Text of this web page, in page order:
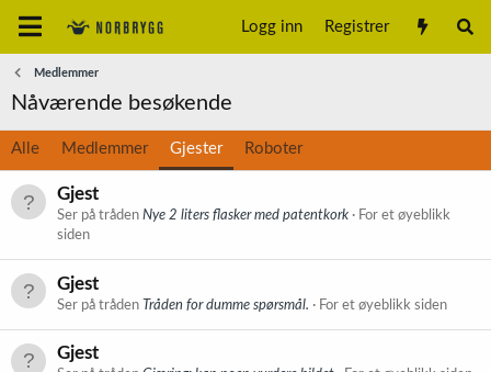
Logg inn Registrer
Medlemmer
Nåværende besøkende
Alle Medlemmer Gjester Roboter
Gjest
Ser på tråden Nye 2 liters flasker med patentkork
For et øyeblikk
siden
Gjest
Ser på tråden Tråden for dumme spørsmål. For et øyeblikk siden
Gjest